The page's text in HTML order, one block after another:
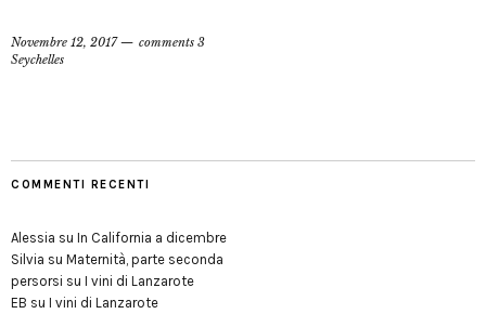
Novembre 12, 2017
comments 3
Seychelles
COMMENTI RECENTI
Alessia su In California a dicembre
Silvia su Maternità, parte seconda
persorsi su I vini di Lanzarote
EB su I vini di Lanzarote